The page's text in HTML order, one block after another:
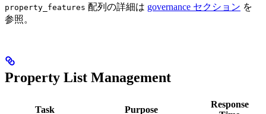
property_features 配列の詳細は governance セクション を
参照。
Property List Management
Task Purpose
Response